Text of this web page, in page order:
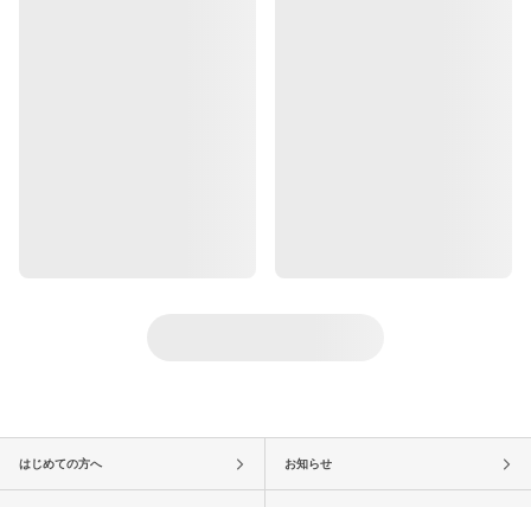
はじめての方へ お知らせ